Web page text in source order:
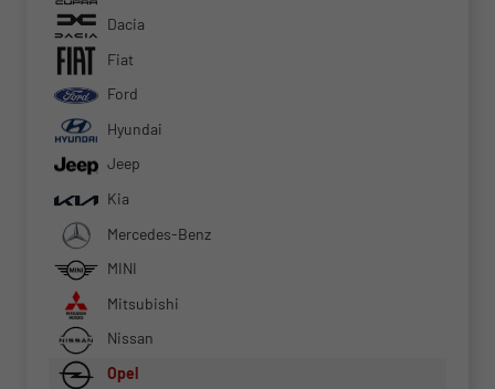
Dacia
Fiat
Ford
Hyundai
Jeep
Kia
Mercedes-Benz
MINI
Mitsubishi
Nissan
Opel